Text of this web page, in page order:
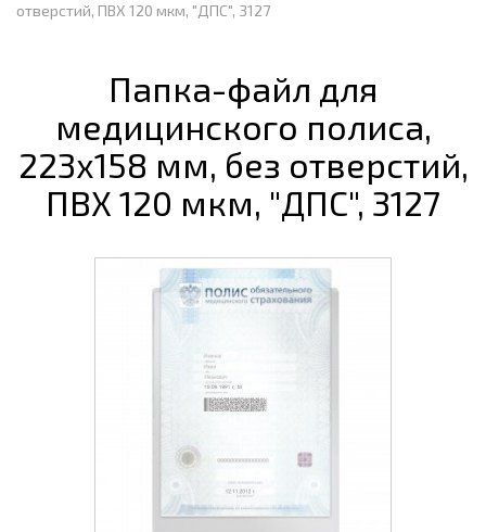
отверстий, ПВХ 120 мкм, "ДПС", 3127
Папка-файл для
медицинского полиса,
223х158 мм, без отверстий,
ПВХ 120 мкм, "ДПС", 3127